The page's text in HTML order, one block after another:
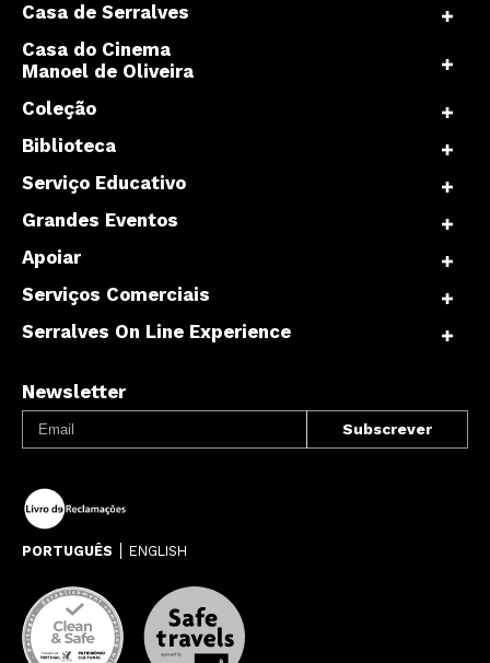
Casa de Serralves
Casa do Cinema
Manoel de Oliveira
Coleção
Biblioteca
Serviço Educativo
Grandes Eventos
Apoiar
Serviços Comerciais
Serralves On Line Experience
Newsletter
PORTUGUÊS ENGLISH